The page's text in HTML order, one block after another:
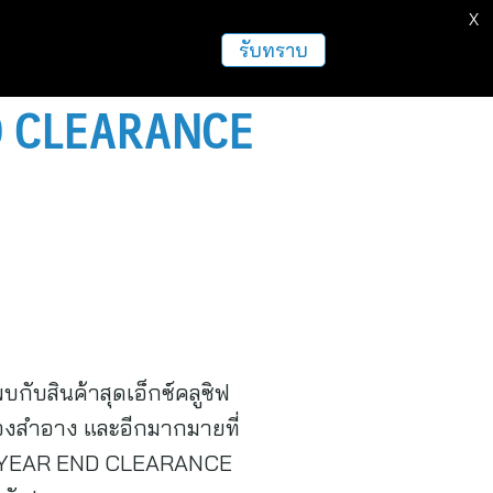
ฝากข่าวประชาสัมพันธ์
บกับสินค้าสุดเอ็กซ์คลูซิฟ
สำอาง และอีกมากมายที่
END CLEARANCE
รับทราบ
X